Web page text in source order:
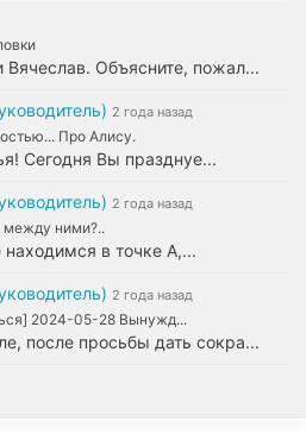
Объясните, пожал...
2 года назад
Про Алису.
Сегодня Вы празднуе...
2 года назад
между ними?..
в точке А,...
2 года назад
2024-05-28 Вынужд...
после просьбы дать сокра...